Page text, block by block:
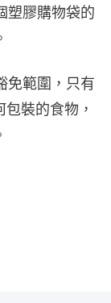
塑膠購物袋的
免範圍，只有
裝的食物，